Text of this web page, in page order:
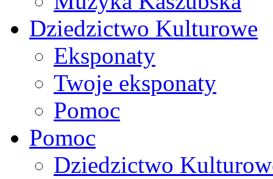
Dziedzictwo Kulturowe
Eksponaty
Twoje eksponaty
Pomoc
Pomoc
Dziedzictwo